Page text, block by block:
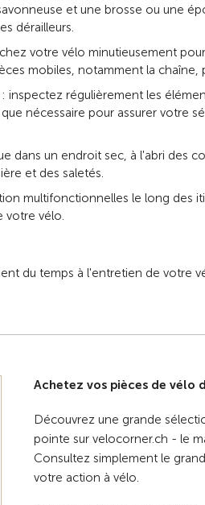
et une brosse ou une
dérailleurs.
votre vélo minutieusement
mobiles, notamment la
régulièrement les
nécessaire pour assurer votre
dans un endroit sec, à l'abri des
et des saletés.
multifonctionnelles le long des
votre vélo.
du temps à l'entretien de votre
Achetez vos pièces de vélo
Découvrez une grande
pointe sur velocorner.ch - le
Consultez simplement le
votre action à vélo.